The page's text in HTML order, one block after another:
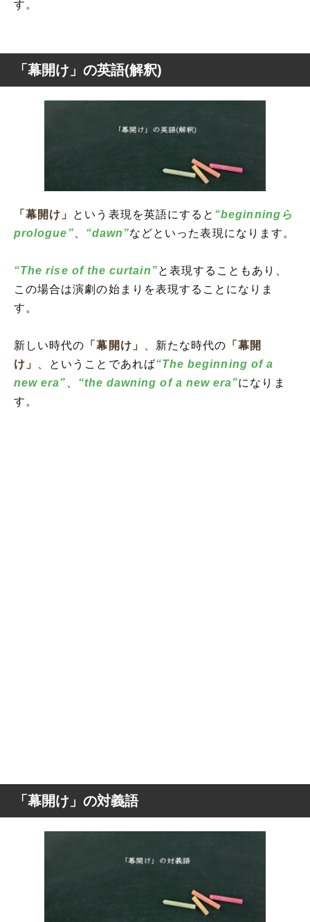
す。
「幕開け」の英語(解釈)
「幕開け」 という表現を英語にすると “beginningら
prologue”
“dawn”などといった表現になります。
“The rise of the curtain”と表現することもあり、
この場合は演劇の始まりを表現することになりま
す。
新しい時代の 「幕開け」 、新たな時代の 「幕開
け」
、ということであれば“The beginning of a
new era”
“the dawning of a new era”になりま
す。
「幕開け」の対義語